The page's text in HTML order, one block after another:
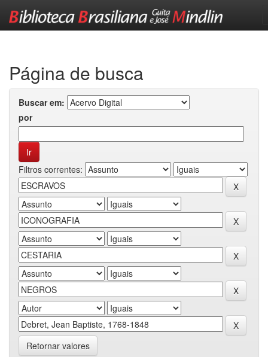
Página de busca
Buscar em:
por
Filtros correntes:
Retornar valores